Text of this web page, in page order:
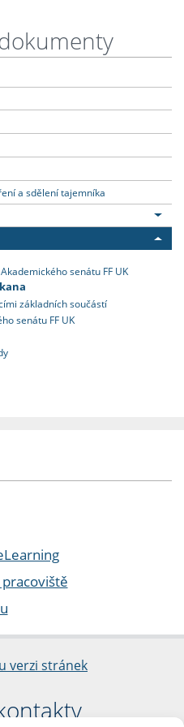
a sdělení tajemníka
senátu FF UK
základních součástí
senátu FF UK
verzi stránek